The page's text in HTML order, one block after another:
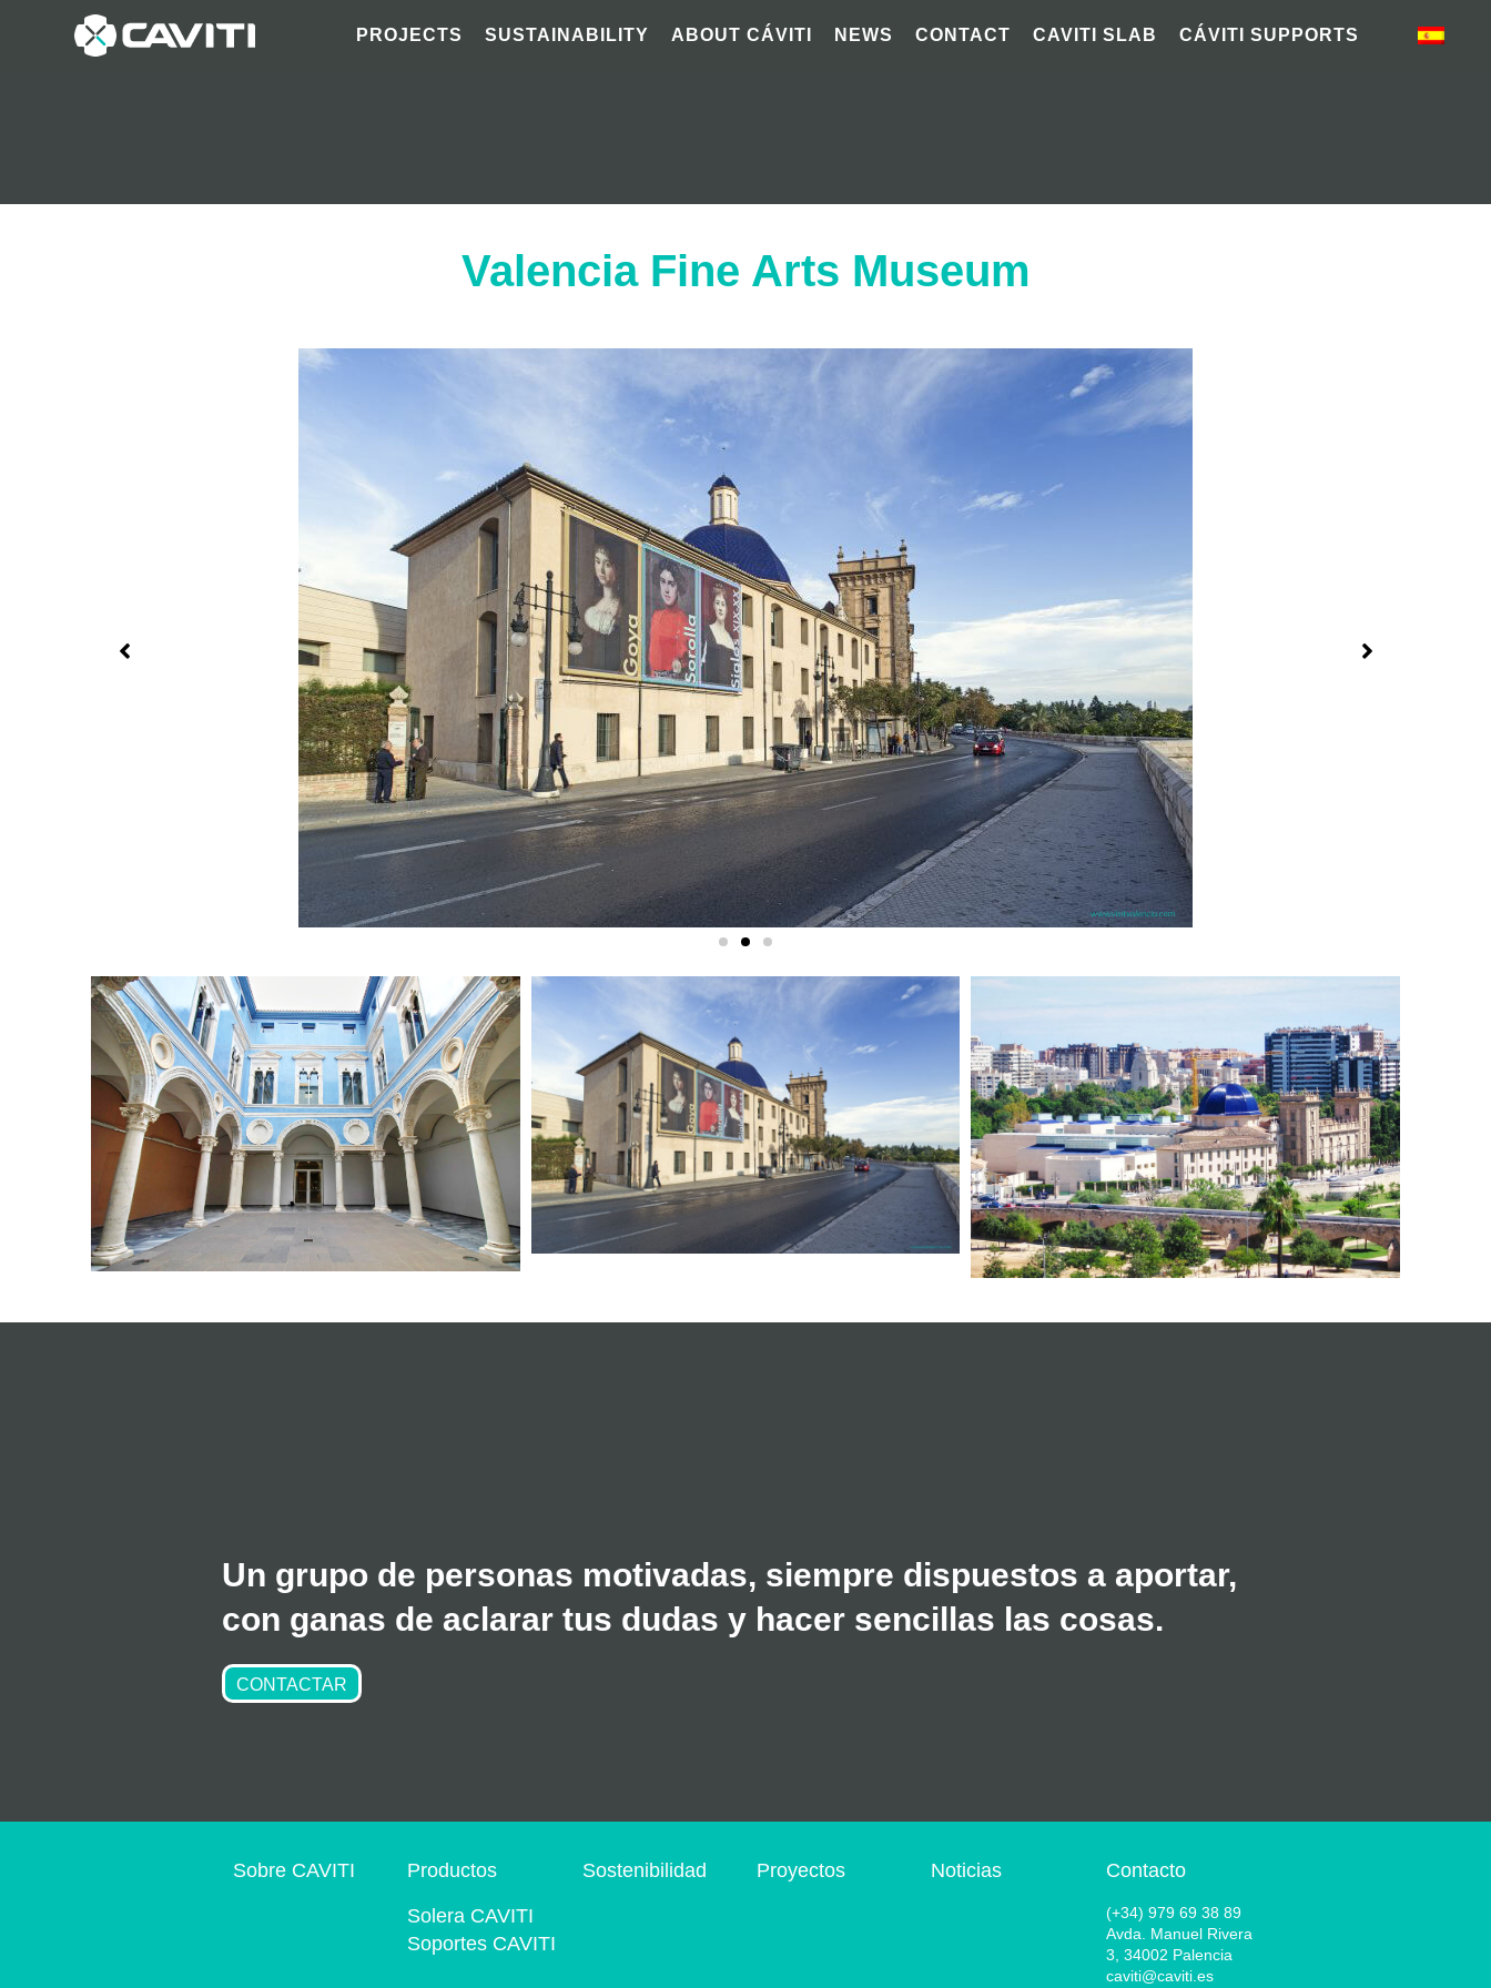
PROJECTS SUSTAINABILITY ABOUT CÁVITI NEWS CONTACT CAVITI SLAB CÁVITI SUPPORTS
Valencia Fine Arts Museum
Un grupo de personas motivadas, siempre dispuestos a aportar,
con ganas de aclarar tus dudas y hacer sencillas las cosas.
CONTACTAR
Sobre CAVITI Productos
Solera CAVITI
Soportes CAVITI
Sostenibilidad Proyectos Noticias Contacto
(+34) 979 69 38 89
Avda. Manuel Rivera
3, 34002 Palencia
caviti@caviti.es